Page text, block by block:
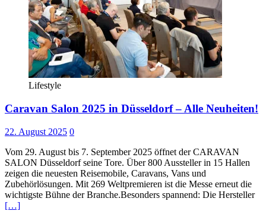
Lifestyle
Caravan Salon 2025 in Düsseldorf – Alle Neuheiten!
22. August 2025 0
Vom 29. August bis 7. September 2025 öffnet der CARAVAN
SALON Düsseldorf seine Tore. Über 800 Aussteller in 15 Hallen
zeigen die neuesten Reisemobile, Caravans, Vans und
Zubehörlösungen. Mit 269 Weltpremieren ist die Messe erneut die
wichtigste Bühne der Branche.Besonders spannend: Die Hersteller
[…]